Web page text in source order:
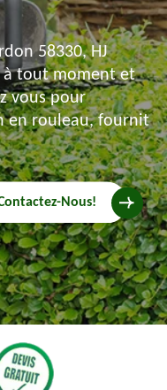
58330, HJ
à tout moment et
vous pour
en rouleau, fournit
Nous!